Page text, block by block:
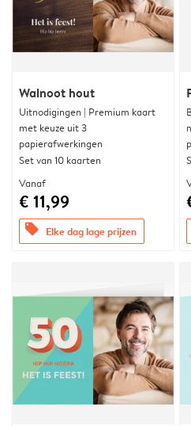
Walnoot hout
Uitnodigingen | Premium kaart
met keuze uit 3
papierafwerkingen
Set van 10 kaarten
Vanaf
€ 11,99
offers Elke dag lage prijzen